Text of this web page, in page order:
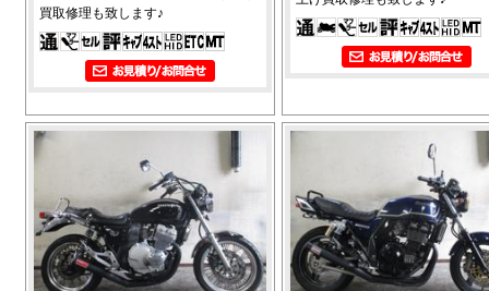
買取修理も致します♪